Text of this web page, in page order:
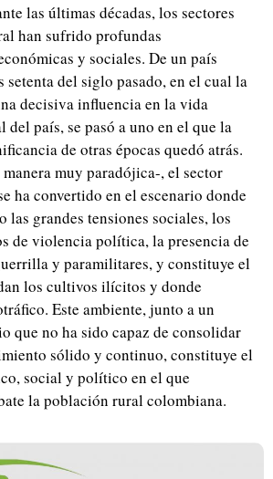
las últimas décadas, los sectores
han sufrido profundas
y sociales. De un país
setenta del siglo pasado, en el cual la
decisiva influencia en la vida
del país, se pasó a uno en el que la
de otras épocas quedó atrás.
muy paradójica-, el sector
ha convertido en el escenario donde
las grandes tensiones sociales, los
de violencia política, la presencia de
y paramilitares, y constituye el
los cultivos ilícitos y donde
Este ambiente, junto a un
que no ha sido capaz de consolidar
sólido y continuo, constituye el
social y político en el que
la población rural colombiana.